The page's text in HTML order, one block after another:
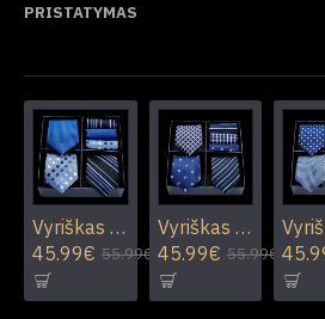
PRISTATYMAS
Vyriškas rinkinys R01
45.99€ 55.99€
Vyriškas rinkinys R02
45.99€ 55.99€